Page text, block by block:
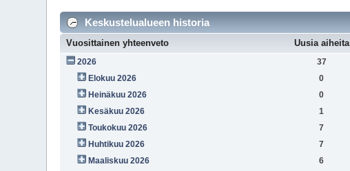
Keskustelualueen historia
Vuosittainen yhteenveto Uusia aiheita
2026 37
Elokuu 2026
0
Heinäkuu 2026
0
Kesäkuu 2026
1
Toukokuu 2026
7
Huhtikuu 2026
7
Maaliskuu 2026
6